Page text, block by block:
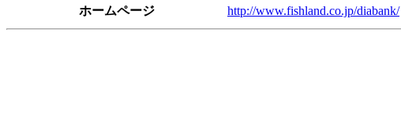
ホームページ
http://www.fishland.co.jp/diabank/